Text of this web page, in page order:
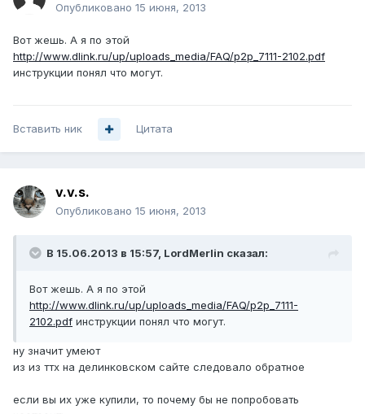
Опубликовано 15 июня, 2013
Вот жешь. А я по этой
http://www.dlink.ru/up/uploads_media/FAQ/p2p_7111-2102.pdf
инструкции понял что могут.
Вставить ник Цитата
v.v.s.
Опубликовано 15 июня, 2013
В 15.06.2013 в 15:57, LordMerlin сказал:
Вот жешь. А я по этой
http://www.dlink.ru/up/uploads_media/FAQ/p2p_7111-
2102.pdf инструкции понял что могут.
ну значит умеют
из из ттх на делинковском сайте следовало обратное
если вы их уже купили, то почему бы не попробовать